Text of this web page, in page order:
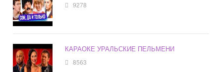
9278
КАРАОКЕ УРАЛЬСКИЕ ПЕЛЬМЕНИ
8563